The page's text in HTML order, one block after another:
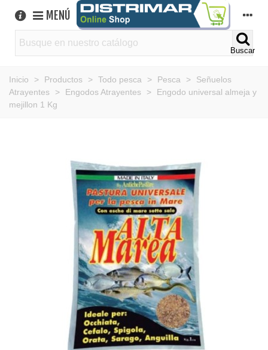
MENÚ
Buscar
Inicio > Productos > Todo pesca > Pesca >
Señuelos
Atrayentes
> Engodos Atrayentes >
Engodo universal almeja y
mejillon 1 Kg